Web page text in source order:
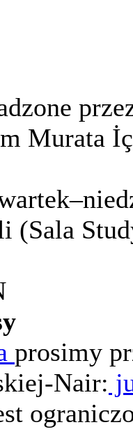
Murata
(Sala
prosimy
Nair: